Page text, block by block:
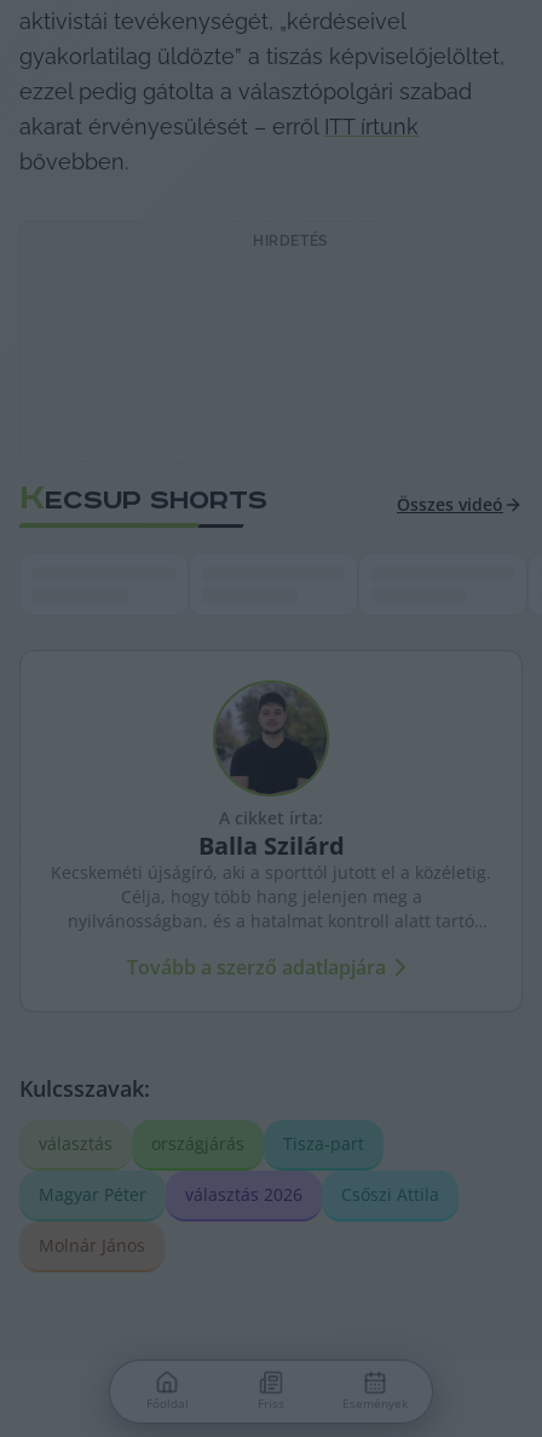
aktivistái tevékenységét, „kérdéseivel
gyakorlatilag üldözte” a tiszás képviselőjelöltet,
ezzel pedig gátolta a választópolgári szabad
akarat érvényesülését – erről ITT írtunk
bővebben.
HIRDETÉS
KECSUP SHORTS Összes videó
A cikket írta:
Balla Szilárd
Kecskeméti újságíró, aki a sporttól jutott el a közéletig.
Célja, hogy több hang jelenjen meg a
nyilvánosságban, és a hatalmat kontroll alatt tartó
kritikus szemmel követi.
Tovább a szerző adatlapjára
Kulcsszavak:
választás országjárás Tisza-part
Magyar Péter választás 2026 Csőszi Attila
Molnár János
Főoldal Friss Események